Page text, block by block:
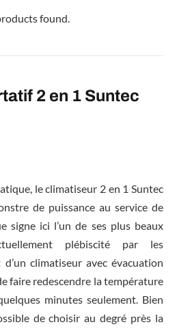
found.
2 en 1 Suntec
le climatiseur 2 en 1 Suntec
de puissance au service de
signe ici l’un de ses plus beaux
plébiscité par les
d’un climatiseur avec évacuation
faire redescendre la température
minutes seulement. Bien
de choisir au degré près la